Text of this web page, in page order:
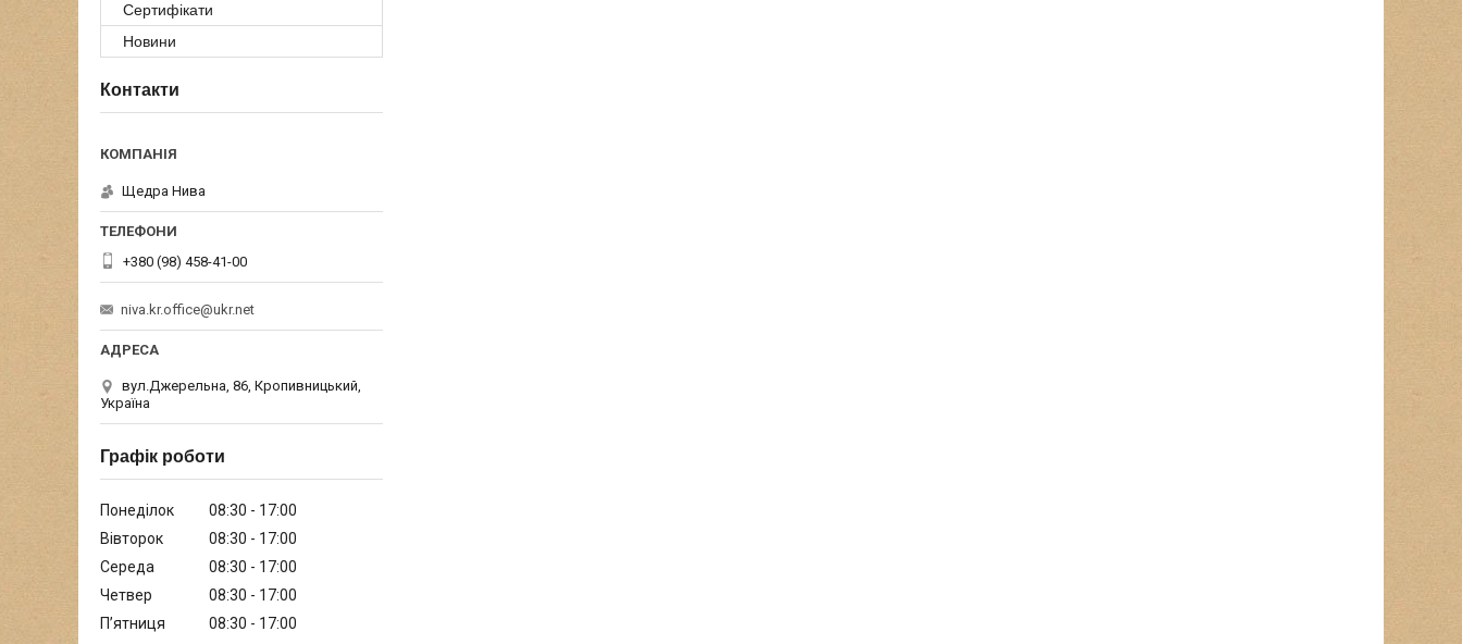
Сертифікати
Новини
Контакти
Щедра Нива
+380 (98) 458-41-00
niva.kr.office@ukr.net
вул.Джерельна, 86, Кропивницький,
Україна
Графік роботи
Понеділок 08:30
17:00
Вівторок
08:30
17:00
Середа
08:30
17:00
Четвер
08:30
17:00
Пʼятниця
08:30
17:00